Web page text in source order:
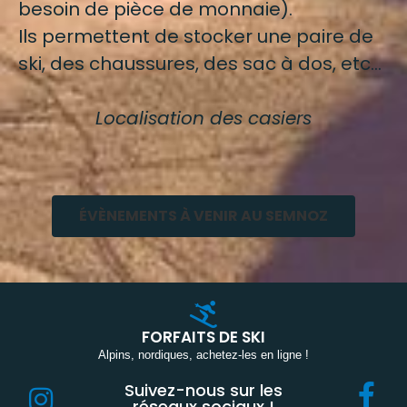
besoin de pièce de monnaie).
Ils permettent de stocker une paire de
ski, des chaussures, des sac à dos, etc…
Localisation des casiers
ÉVÈNEMENTS À VENIR AU SEMNOZ
FORFAITS DE SKI
Alpins, nordiques, achetez-les en ligne !
Suivez-nous sur les